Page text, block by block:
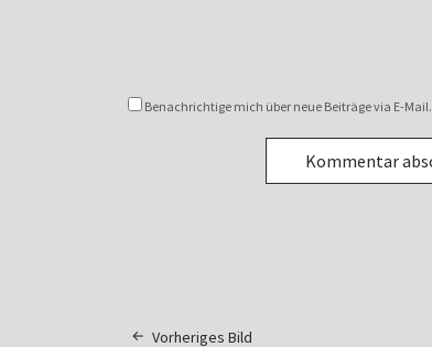
Benachrichtige mich über neue Beiträge via E-Mail.
Vorheriges Bild